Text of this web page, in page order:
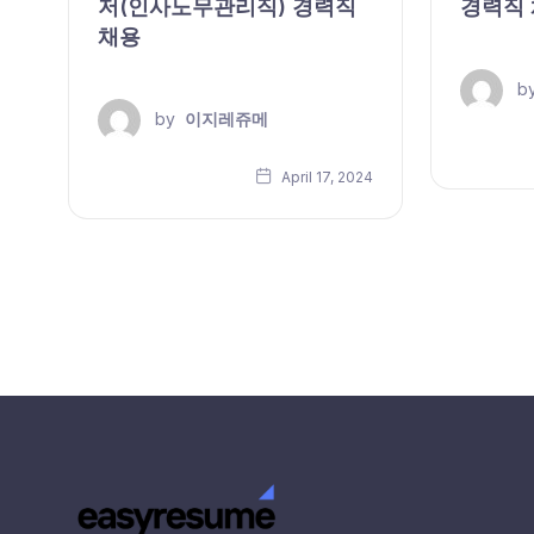
저(인사노무관리직) 경력직
채용
by 이지레쥬메
April 17, 2024
경력직